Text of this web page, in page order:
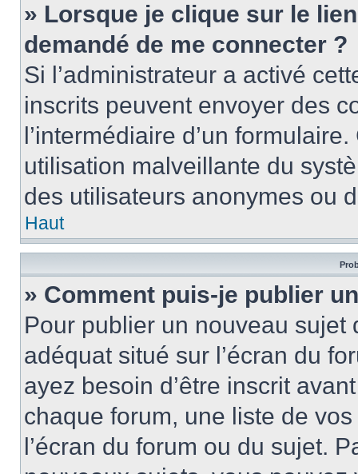
» Lorsque je clique sur le
demandé de me connecter ?
Si l’administrateur a activé
inscrits peuvent envoyer des
l’intermédiaire d’un
utilisation malveillante du
des utilisateurs anonymes ou
Haut
» Comment puis-je publier
Pour publier un nouveau
adéquat situé sur l’écran du
ayez besoin d’être inscrit
chaque forum, une liste de
l’écran du forum ou du sujet.